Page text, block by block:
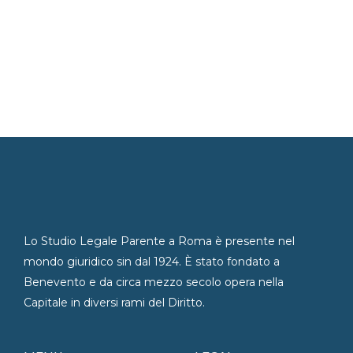
Lo Studio Legale Parente a Roma è presente nel
mondo giuridico sin dal 1924. È stato fondato a
Benevento e da circa mezzo secolo opera nella
Capitale in diversi rami del Diritto.